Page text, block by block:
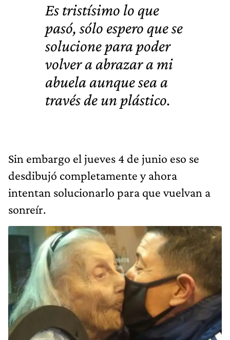
Es tristísimo lo que
pasó, sólo espero que se
solucione para poder
volver a abrazar a mi
abuela aunque sea a
través de un plástico.
Sin embargo el jueves 4 de junio eso se
desdibujó completamente y ahora
intentan solucionarlo para que vuelvan a
sonreír.